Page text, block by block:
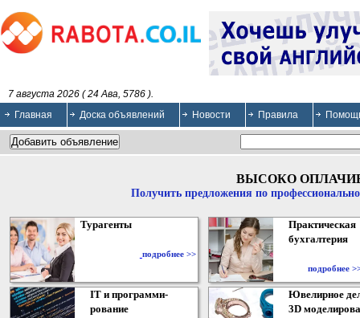
7 августа 2026 ( 24 Ава, 5786 ).
Главная
Доска объявлений Новости Правила
ВЫСОКО
Получить предложения по
Турагенты
подробнее >>
Практическая
бухгалтерия
подробнее
IT и программи-
рование
Ювелирное
3D